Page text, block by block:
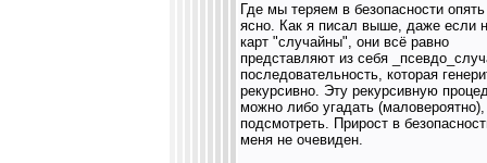
Где мы теряем в безопасности
ясно. Как я писал выше, даже если
карт "случайны", они всё равно
представляют из себя
последовательность, которая
рекурсивно. Эту рекурсивную
можно либо угадать
подсмотреть. Прирост в
меня не очевиден.